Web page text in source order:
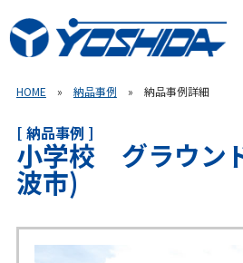
HOME » 納品事例 » 納品事例詳細
[ 納品事例 ]
小学校 グラウン
波市)